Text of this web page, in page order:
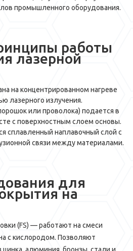
промышленного оборудования.
работы
лазерной
на концентрированном нагреве
лазерного излучения.
или проволока) подается в
с поверхностным слоем основы.
сплавленный наплавочный слой с
связи между материалами.
для
на
(FS) — работают на смеси
с кислородом. Позволяют